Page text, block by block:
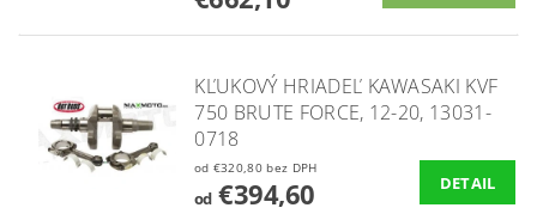
KĽUKOVÝ HRIADEĽ KAWASAKI KVF
750 BRUTE FORCE, 12-20, 13031-
0718
od €320,80 bez DPH
od€394,60 DETAIL